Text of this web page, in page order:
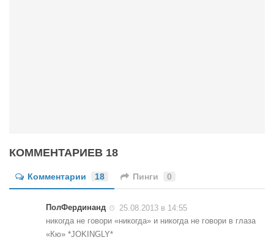
КОММЕНТАРИЕВ 18
Комментарии 18 Пинги 0
ПолФердинанд
25.08.2013 в 14:55
никогда не говори «никогда» и никогда не говори в глаза
«Кю» *JOKINGLY*